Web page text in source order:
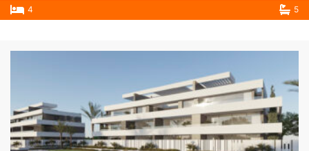
4 5